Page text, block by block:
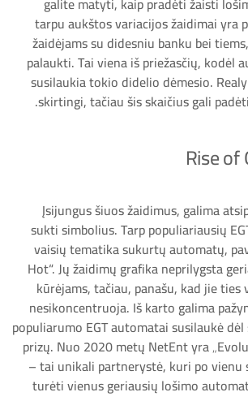
tarpu aukštos variacijos žaidimai yra
žaidėjams su didesniu banku bei
palaukti. Tai viena iš priežasčių, kodėl
susilaukia tokio didelio dėmesio.
skirtingi, tačiau šis skaičius gali
Rise
Įsijungus šiuos žaidimus, galima
sukti simbolius. Tarp populiariausių
vaisių tematika sukurtų automatų,
Hot“. Jų žaidimų grafika neprilygsta
kūrėjams, tačiau, panašu, kad jie ties
nesikoncentruoja. Iš karto galima
populiarumo EGT automatai susilaukė
prizų. Nuo 2020 metų NetEnt yra
– tai unikali partnerystė, kuri po vienu
turėti vienus geriausių lošimo